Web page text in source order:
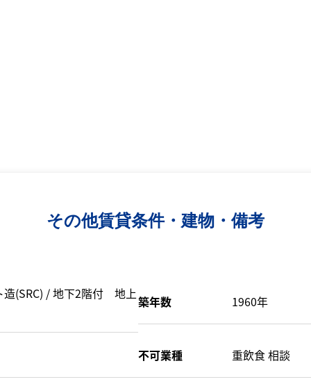
その他賃貸条件・建物・備考
造(SRC) / 地下2階付 地上築年数 1960年
不可業種 重飲食 相談